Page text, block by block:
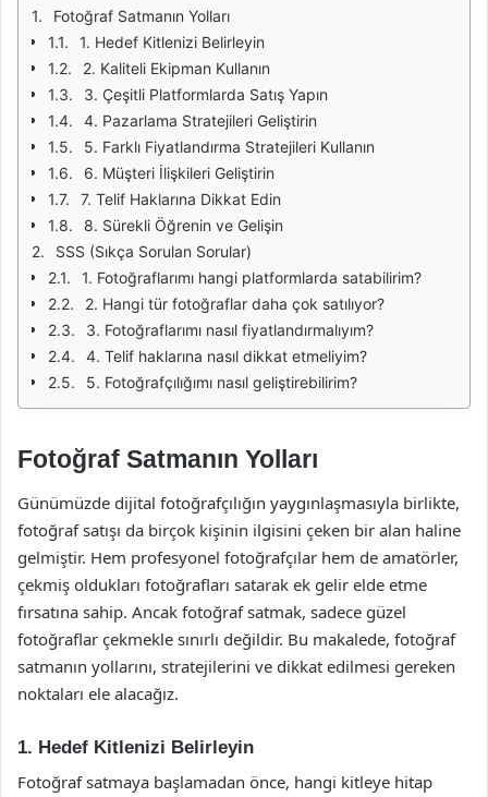
Fotoğraf Satmanın Yolları
1. Hedef Kitlenizi Belirleyin
2. Kaliteli Ekipman Kullanın
3. Çeşitli Platformlarda Satış Yapın
4. Pazarlama Stratejileri Geliştirin
5. Farklı Fiyatlandırma Stratejileri Kullanın
6. Müşteri İlişkileri Geliştirin
7. Telif Haklarına Dikkat Edin
8. Sürekli Öğrenin ve Gelişin
SSS (Sıkça Sorulan Sorular)
1. Fotoğraflarımı hangi platformlarda satabilirim?
2. Hangi tür fotoğraflar daha çok satılıyor?
3. Fotoğraflarımı nasıl fiyatlandırmalıyım?
4. Telif haklarına nasıl dikkat etmeliyim?
5. Fotoğrafçılığımı nasıl geliştirebilirim?
Fotoğraf Satmanın Yolları
Günümüzde dijital fotoğrafçılığın yaygınlaşmasıyla birlikte,
fotoğraf satışı da birçok kişinin ilgisini çeken bir alan haline
gelmiştir. Hem profesyonel fotoğrafçılar hem de amatörler,
çekmiş oldukları fotoğrafları satarak ek gelir elde etme
fırsatına sahip. Ancak fotoğraf satmak, sadece güzel
fotoğraflar çekmekle sınırlı değildir. Bu makalede, fotoğraf
satmanın yollarını, stratejilerini ve dikkat edilmesi gereken
noktaları ele alacağız.
1. Hedef Kitlenizi Belirleyin
Fotoğraf satmaya başlamadan önce, hangi kitleye hitap